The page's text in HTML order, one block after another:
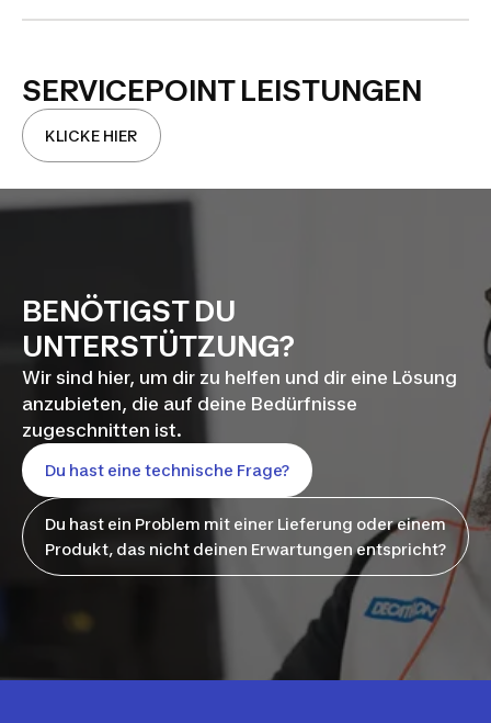
SERVICEPOINT LEISTUNGEN
KLICKE HIER
BENÖTIGST DU
UNTERSTÜTZUNG?
Wir sind hier, um dir zu helfen und dir eine Lösung
anzubieten, die auf deine Bedürfnisse
zugeschnitten ist.
Du hast eine technische Frage?
Du hast ein Problem mit einer Lieferung oder einem
Produkt, das nicht deinen Erwartungen entspricht?